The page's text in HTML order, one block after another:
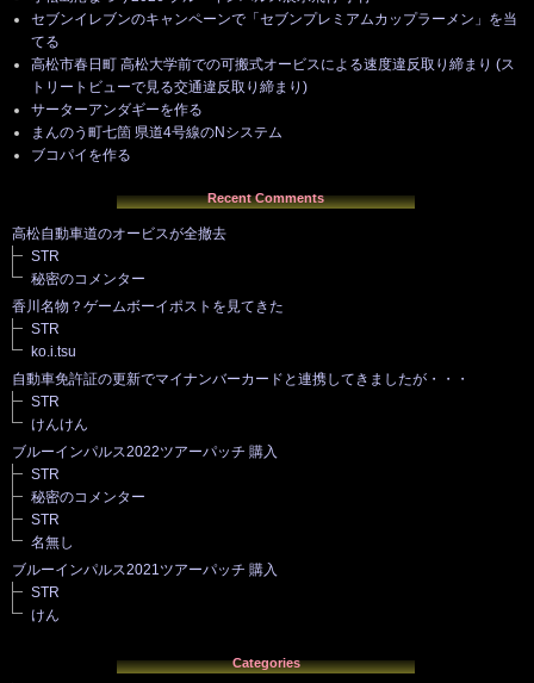
セブンイレブンのキャンペーンで「セブンプレミアムカップラーメン」を当
てる
高松市春日町 高松大学前での可搬式オービスによる速度違反取り締まり (ス
トリートビューで見る交通違反取り締まり)
サーターアンダギーを作る
まんのう町七箇 県道4号線のNシステム
ブコパイを作る
Recent Comments
高松自動車道のオービスが全撤去
STR
秘密のコメンター
香川名物？ゲームボーイポストを見てきた
STR
ko.i.tsu
自動車免許証の更新でマイナンバーカードと連携してきましたが・・・
STR
けんけん
ブルーインパルス2022ツアーパッチ 購入
STR
秘密のコメンター
STR
名無し
ブルーインパルス2021ツアーパッチ 購入
STR
けん
Categories